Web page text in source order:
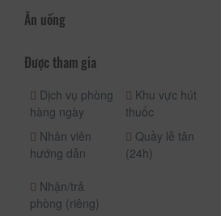
Ăn uống
Được tham gia
Dịch vụ phòng
hàng ngày
Khu vực hút
thuốc
Nhân viên
hướng dẫn
Quầy lễ tân
(24h)
Nhận/trả
phòng (riêng)